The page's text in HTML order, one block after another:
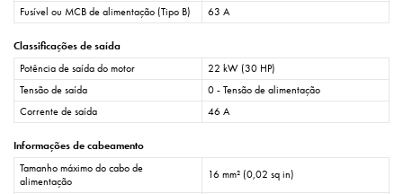
Fusível ou MCB de alimentação (Tipo B)
63 A
Classificações de saída
Potência de saída do motor
22 kW (30 HP)
Tensão de saída
0 - Tensão de alimentação
Corrente de saída
46 A
Informações de cabeamento
Tamanho máximo do cabo de
alimentação
16 mm² (0,02 sq in)